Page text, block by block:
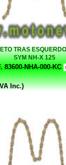
TRAS
SYM NH-X 125
83600-NHA-000-KC
Inc.)